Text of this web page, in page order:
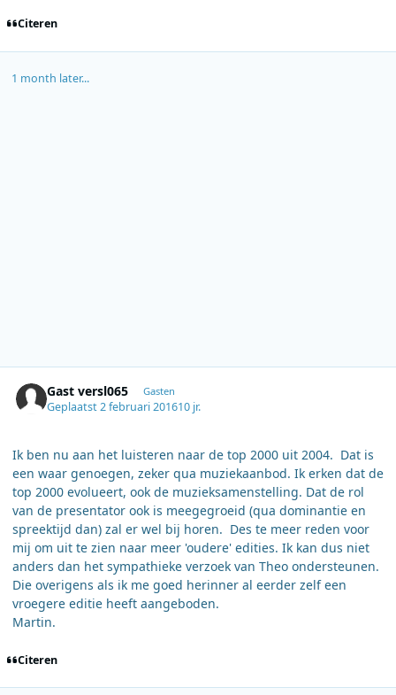
Citeren
1 month later...
Gast versl065 Gasten
Geplaatst2 februari 201610 jr.
Ik ben nu aan het luisteren naar de top 2000 uit 2004. Dat is
een waar genoegen, zeker qua muziekaanbod. Ik erken dat de
top 2000 evolueert, ook de muzieksamenstelling. Dat de rol
van de presentator ook is meegegroeid (qua dominantie en
spreektijd dan) zal er wel bij horen. Des te meer reden voor
mij om uit te zien naar meer 'oudere' edities. Ik kan dus niet
anders dan het sympathieke verzoek van Theo ondersteunen.
Die overigens als ik me goed herinner al eerder zelf een
vroegere editie heeft aangeboden.
Martin.
Citeren